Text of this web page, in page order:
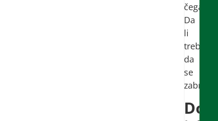
čega.
Da
li
treba
da
se